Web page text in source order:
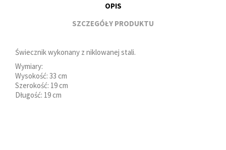
OPIS
SZCZEGÓŁY PRODUKTU
Świecznik wykonany z niklowanej stali.
Wymiary:
Wysokość: 33 cm
Szerokość: 19 cm
Długość: 19 cm